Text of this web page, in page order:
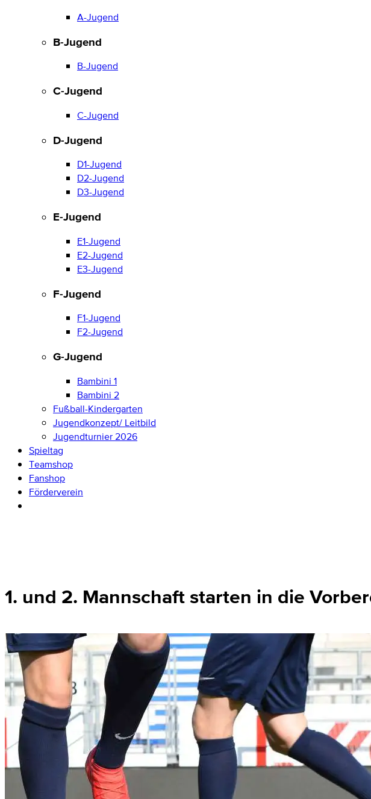
A-Jugend
B-Jugend
B-Jugend
C-Jugend
C-Jugend
D-Jugend
D1-Jugend
D2-Jugend
D3-Jugend
E-Jugend
E1-Jugend
E2-Jugend
E3-Jugend
F-Jugend
F1-Jugend
F2-Jugend
G-Jugend
Bambini 1
Bambini 2
Fußball-Kindergarten
Jugendkonzept/ Leitbild
Jugendturnier 2026
Spieltag
Teamshop
Fanshop
Förderverein
1. und 2. Mannschaft starten in die